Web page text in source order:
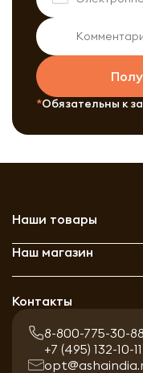
Обязательны к
Наши товары
Наш магазин
Контакты
8-800-775-30-88
+7 (495) 132-10-11